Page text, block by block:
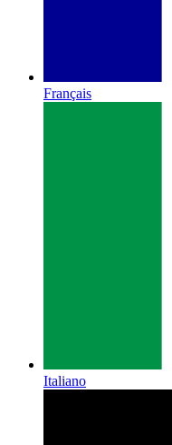
Français
Italiano